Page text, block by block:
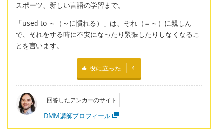
スポーツ、新しい言語の学習まで。
「used to ～（～に慣れる）」は、それ（＝～）に親しん
で、それをする時に不安になったり緊張したりしなくなるこ
とを言います。
役に立った 4
回答したアンカーのサイト
DMM講師プロフィール